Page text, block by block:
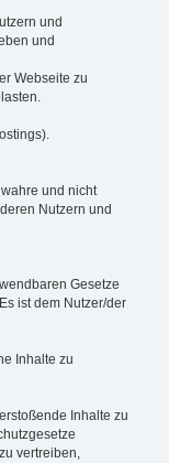
und
und
Webseite zu
und nicht
Nutzern und
Gesetze
ist dem Nutzer/der
Inhalte zu
Inhalte zu
vertreiben,